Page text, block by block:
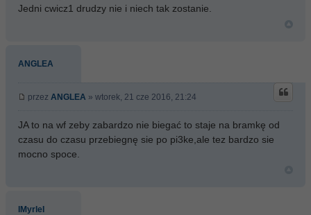
Jedni cwicz1 drudzy nie i niech tak zostanie.
ANGLEA
przez ANGLEA » wtorek, 21 cze 2016, 21:24
JA to na wf zeby zabardzo nie biegać to staje na bramkę od
czasu do czasu przebiegnę sie po pi3ke,ale tez bardzo sie
mocno spoce.
IMyrleI